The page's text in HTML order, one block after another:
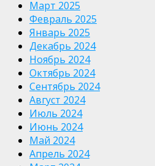
Март 2025
Февраль 2025
Январь 2025
Декабрь 2024
Ноябрь 2024
Октябрь 2024
Сентябрь 2024
Август 2024
Июль 2024
Июнь 2024
Май 2024
Апрель 2024